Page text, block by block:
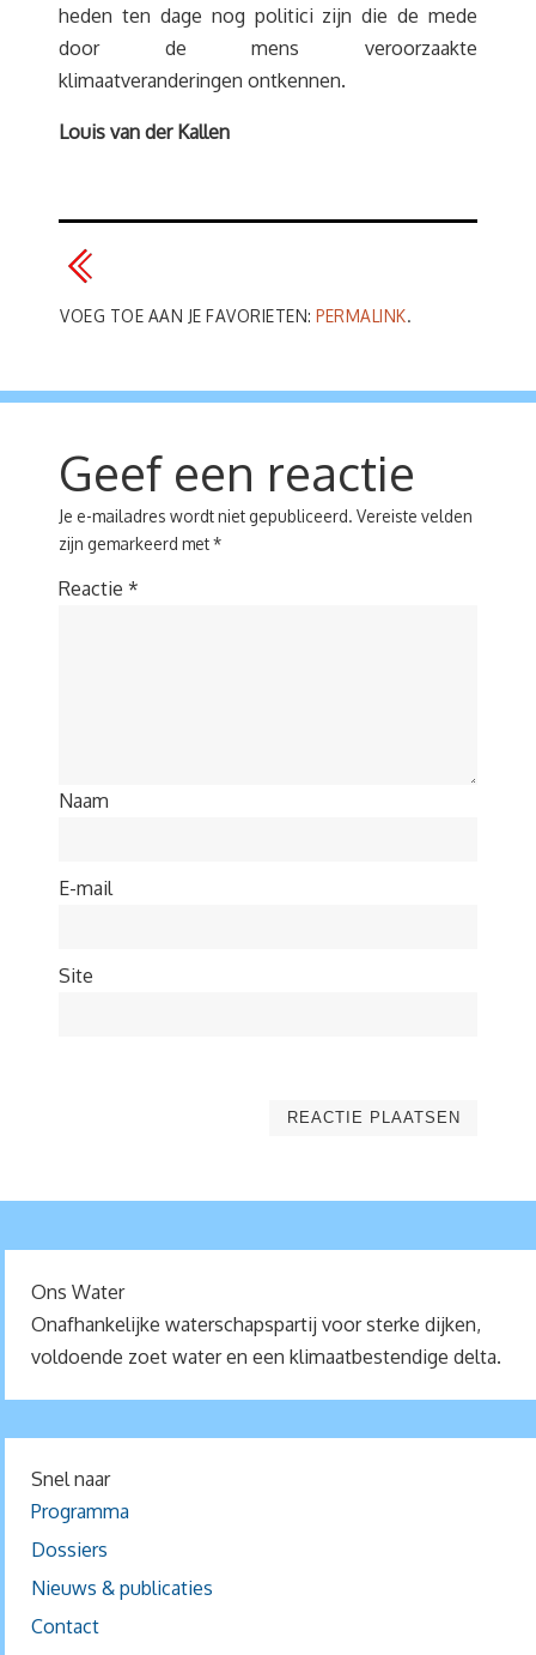
heden ten dage nog politici zijn die de mede
door de mens veroorzaakte
klimaatveranderingen ontkennen.
Louis van der Kallen
VOEG TOE AAN JE FAVORIETEN: PERMALINK.
Geef een reactie
Je e-mailadres wordt niet gepubliceerd. Vereiste velden
zijn gemarkeerd met*
Reactie *
Naam
E-mail
Site
Ons Water
Onafhankelijke waterschapspartij voor sterke dijken,
voldoende zoet water en een klimaatbestendige delta.
Snel naar
Programma
Dossiers
Nieuws & publicaties
Contact